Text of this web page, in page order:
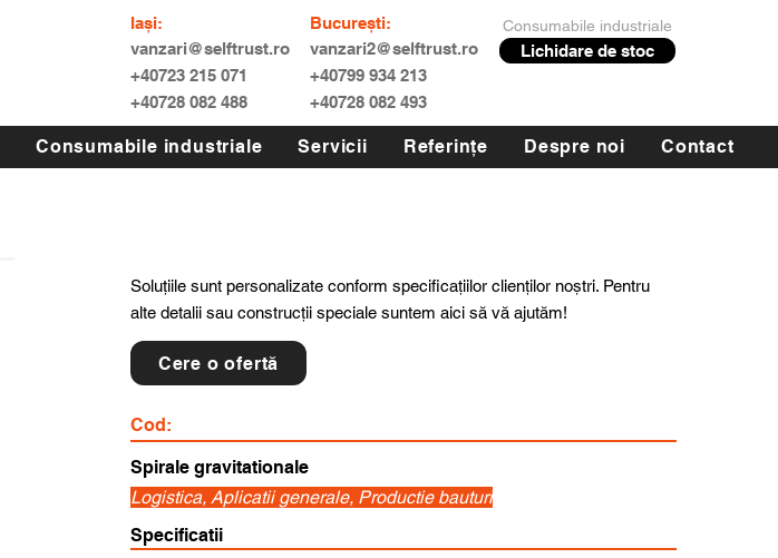
Iași:
vanzari@selftrust.ro
+40723 215 071
+40728 082 488
București:
vanzari2@selftrust.ro
+40799 934 213
+40728 082 493
Consumabile industriale
Lichidare de stoc
Consumabile industriale Servicii Referințe Despre noi Contact
Soluțiile sunt personalizate conform specificațiilor clienților noștri. Pentru
alte detalii sau construcții speciale suntem aici să vă ajutăm!
Cere o ofertă
Cod:
Spirale gravitationale
Logistica, Aplicatii generale, Productie bauturi
Specificatii